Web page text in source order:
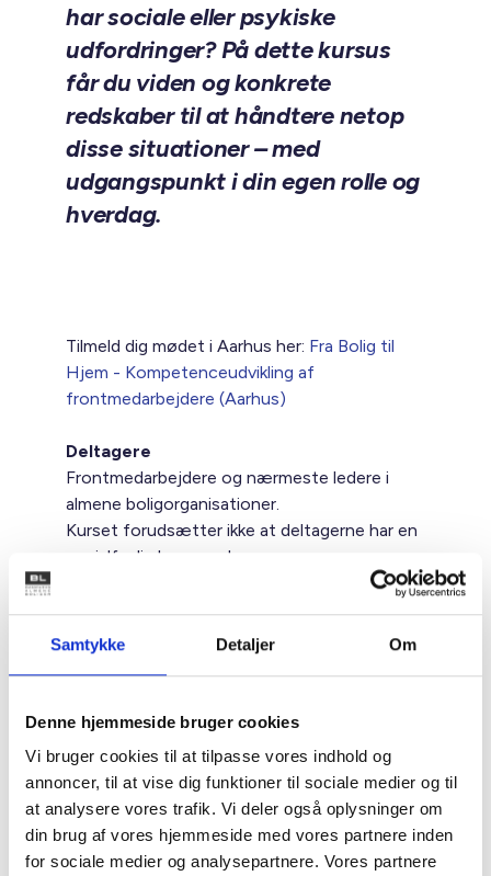
Samtykke Detaljer Om
Denne hjemmeside bruger cookies
Vi bruger cookies til at tilpasse vores indhold og
annoncer, til at vise dig funktioner til sociale medier og til
at analysere vores trafik. Vi deler også oplysninger om
din brug af vores hjemmeside med vores partnere inden
for sociale medier og analysepartnere. Vores partnere
har sociale eller psykiske
udfordringer? På dette kursus
får du viden og konkrete
redskaber til at håndtere netop
disse situationer – med
udgangspunkt i din egen rolle og
hverdag.
Tilmeld dig mødet i Aarhus her: Fra Bolig til
Hjem - Kompetenceudvikling af
frontmedarbejdere (Aarhus)
Deltagere
Frontmedarbejdere og nærmeste ledere i
almene boligorganisationer.
Kurset forudsætter ikke at deltagerne har en
socialfaglig baggrund.
Formål
At give dig indsigt i, hvordan du som
frontmedarbejder kan bidrage til at skabe en
også når mødet kan være præget af
Indhold og emner
Som frontmedarbejder i en almen
boligorganisation møder du mange forskellige